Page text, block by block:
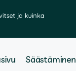
ja kuinka
Säästäminen